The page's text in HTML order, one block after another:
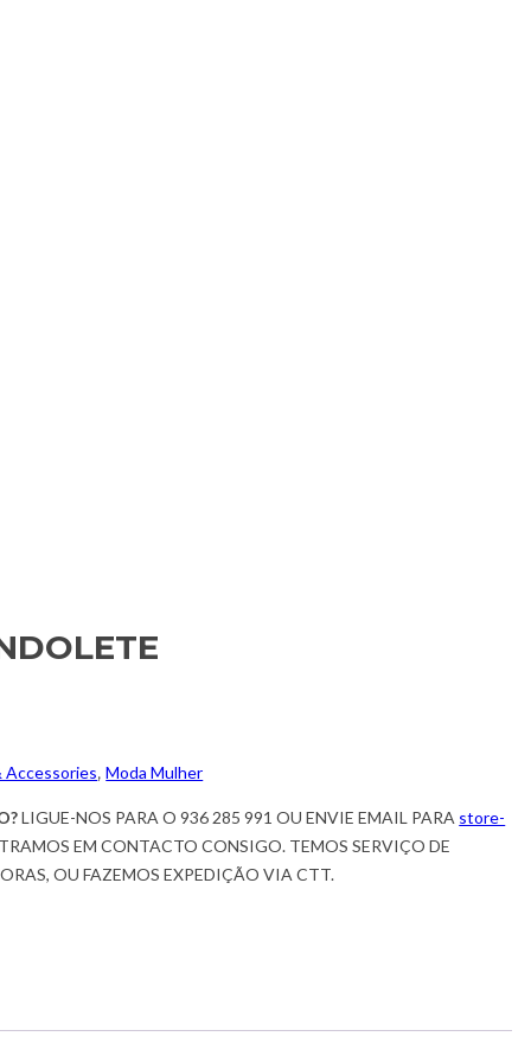
Accessories,Moda Mulher
LIGUE-NOS PARA O 936 285 991 OU ENVIE EMAIL PARA store-
EM CONTACTO CONSIGO. TEMOS SERVIÇO DE
OU FAZEMOS EXPEDIÇÃO VIA CTT.